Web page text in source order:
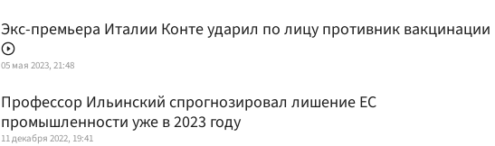
Экс-премьера Италии Конте ударил по лицу противник вакцинации
05 мая 2023, 21:48
Профессор Ильинский спрогнозировал лишение ЕС
промышленности уже в 2023 году
11 декабря 2022, 19:41